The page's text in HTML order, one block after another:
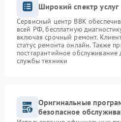
Широкий спектр услуг
Сервисный центр BBK
всей РФ, бесплатную
включая срочный ремонт.
статус ремонта онлайн. Также
постгарантийное
службы техники
Оригинальные
безопасное